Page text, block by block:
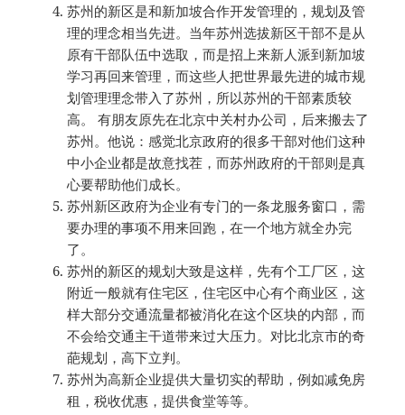
苏州的新区是和新加坡合作开发管理的，规划及管
理的理念相当先进。当年苏州选拔新区干部不是从
原有干部队伍中选取，而是招上来新人派到新加坡
学习再回来管理，而这些人把世界最先进的城市规
划管理理念带入了苏州，所以苏州的干部素质较
高。 有朋友原先在北京中关村办公司，后来搬去了
苏州。他说：感觉北京政府的很多干部对他们这种
中小企业都是故意找茬，而苏州政府的干部则是真
心要帮助他们成长。
苏州新区政府为企业有专门的一条龙服务窗口，需
要办理的事项不用来回跑，在一个地方就全办完
了。
苏州的新区的规划大致是这样，先有个工厂区，这
附近一般就有住宅区，住宅区中心有个商业区，这
样大部分交通流量都被消化在这个区块的内部，而
不会给交通主干道带来过大压力。对比北京市的奇
葩规划，高下立判。
苏州为高新企业提供大量切实的帮助，例如减免房
租，税收优惠，提供食堂等等。